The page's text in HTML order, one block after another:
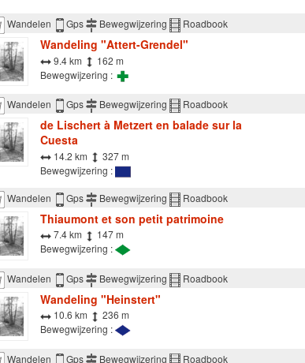
Wandelen Gps Bewegwijzering Roadbook
Wandeling "Attert-Grendel"
9.4 km
162 m
Bewegwijzering :
Wandelen Gps Bewegwijzering Roadbook
de Lischert à Metzert en balade sur la
Cuesta
14.2 km
327 m
Bewegwijzering :
Wandelen Gps Bewegwijzering Roadbook
Thiaumont et son petit patrimoine
7.4 km
147 m
Bewegwijzering :
Wandelen Gps Bewegwijzering Roadbook
Wandeling "Heinstert"
10.6 km
236 m
Bewegwijzering :
Wandelen Gps Bewegwijzering Roadbook